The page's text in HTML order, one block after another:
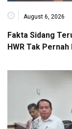
August 6, 2026
Fakta Sidang
HWR Tak